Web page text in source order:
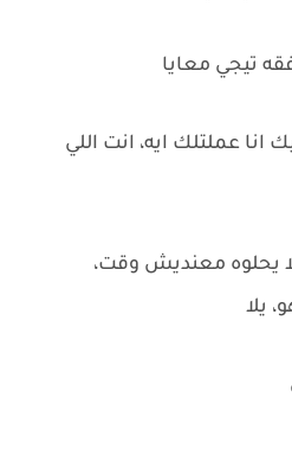
تيجي معايا
انا عملتلك ايه، انت اللي
يحلوه معنديش وقت،
يلا